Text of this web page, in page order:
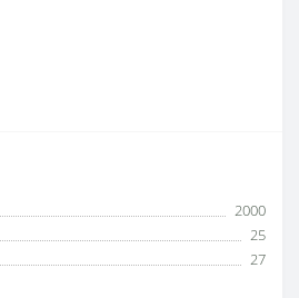
2000
25
27